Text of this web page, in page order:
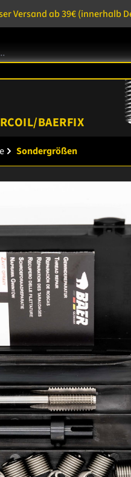
Versand ab 39€(innerhalb
BAERFIX
Sondergrößen